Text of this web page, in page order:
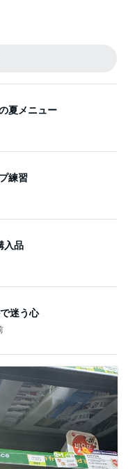
夏メニュー
練習
入品
迷う心